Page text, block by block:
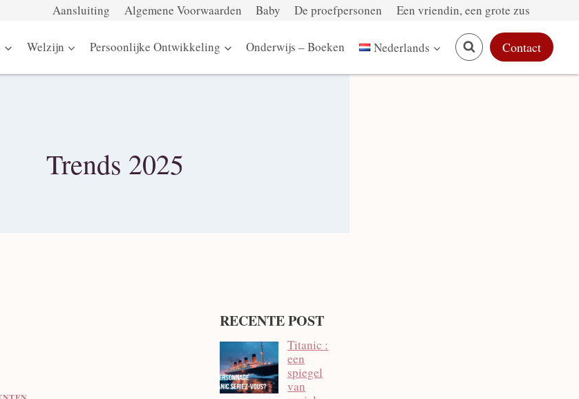
Aansluiting Algemene Voorwaarden Baby De proefpersonen Een vriendin, een grote zus
Welzijn Persoonlijke Ontwikkeling Onderwijs – Boeken Nederlands Contact
Trends 2025
RECENTE POST
Titanic :
een
spiegel
van